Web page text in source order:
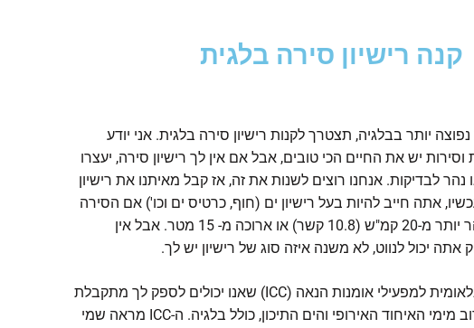
קנה רישיון סירה בלגית
יותר בבלגיה, תצטרך לקנות רישיון סירה בלגית. אני יודע
יש את החיים הכי טובים, אבל אם אין לך רישיון סירה, יעצרו
לבדיקות. אנחנו רוצים לשנות את זה, אז קבל מאיתנו את רישיון
אתה חייב להיות בעל רישיון ים (חוף, כרטיס ים וכו') אם הסירה
שלך יכולה לנסוע מהר יותר מ-20 קמ"ש (10.8 קשר) או ארוכה מ- 15 מטר. אבל אין
יכול לנווט, לא משנה איזה סוג של רישיון יש לך.
כמו כן, התעודה הבינלאומית למפעילי אומנות הנאה (ICC) שאנו יכולים לספק לך מתקבלת
כהוכחה לכשירות ברוב מימי האיחוד האירופי והים התיכון, כולל בלגיה. ה-ICC מראה שמי